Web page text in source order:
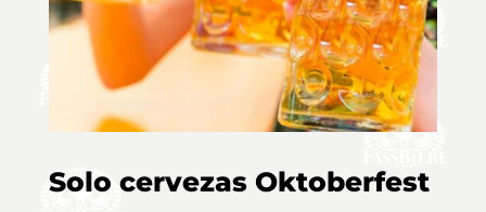
Solo cervezas Oktoberfest